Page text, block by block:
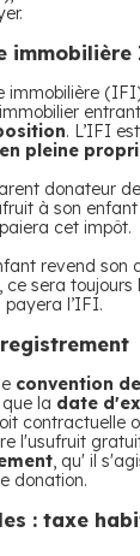
immobilière
. L’IFI
pleine
donateur
à son
cet impôt.
revend son
ce sera toujours
l’IFI.
convention de
que la date
contractuelle
l'usufruit
, qu' il
donation.
: taxe